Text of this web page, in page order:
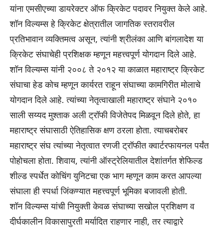
यांना एमसीएच्या डायरेक्टर ऑफ क्रिकेट पदावर नियुक्त केले आहे.
शॉन विल्यम्स हे क्रिकेट क्षेत्रातील जागतिक स्तरावरील
प्रतिभावान व्यक्तिमत्व असून, त्यांनी श्रीलंका आणि बांगलादेश या
क्रिकेट संघाचेही प्रशिक्षक म्हणून महत्त्वपूर्ण योगदान दिले आहे.
शॉन विल्यम्स यांनी २००८ ते २०१२ या काळात महाराष्ट्र क्रिकेट
संघाचा हेड कोच म्हणून कार्यरत राहून संघाच्या कामगिरीत मोलाचे
योगदान दिले आहे. त्यांच्या नेतृत्वाखाली महाराष्ट्र संघाने २०१०
साली सय्यद मुश्ताक अली ट्रॉफी विजेतेपद मिळवून दिले होते, हा
महाराष्ट्र संघासाठी ऐतिहासिक क्षण ठरला होता. त्याचबरोबर
महाराष्ट्र संघ त्यांच्या नेतृत्वात रणजी ट्रॉफीत क्वार्टरफायनल पर्यंत
पोहोचला होता. शिवाय, त्यांनी ऑस्ट्रेलियातील देशांतर्गत शेफिल्ड
शील्ड स्पर्धेत कोचिंग युनिटचा एक भाग म्हणून काम करत आपल्या
संघाला ही स्पर्धा जिंकण्यात महत्त्वपूर्ण भूमिका बजावली होती.
शॉन विल्यम्स यांची नियुक्ती केवळ संघाच्या सखोल प्रशिक्षण व
दीर्घकालीन विकासापुरती मर्यादित राहणार नाही, तर त्याद्वारे